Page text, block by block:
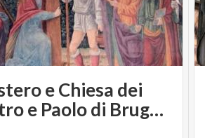
e Chiesa dei
Santi Pietro e Paolo di Brugora